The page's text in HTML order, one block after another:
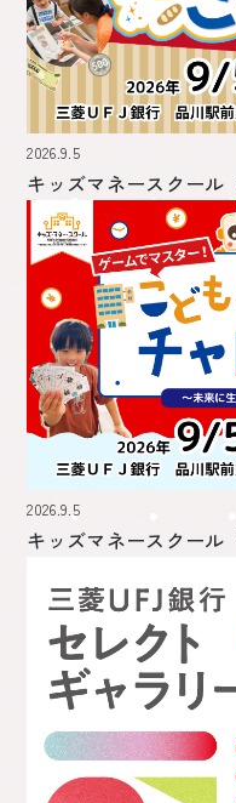
2026.9.5
キッズマネースクール
2026.9.5
キッズマネースクール